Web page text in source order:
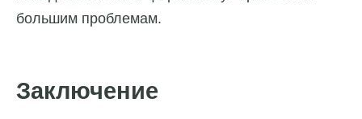
большим проблемам.
Заключение